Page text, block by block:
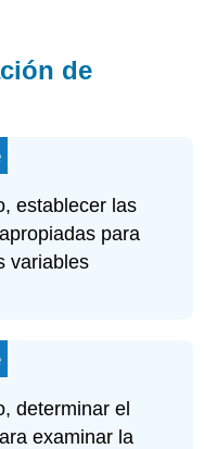
de
establecer las
para
variables
determinar el
examinar la